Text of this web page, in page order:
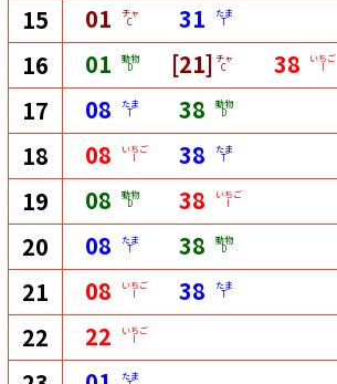
15 01 チャ
C 31 たま
T
16 01 動物
D [21] チャ
C 38 いちご
I
17 08 たま
T 38 動物
D
18 08 いちご
I 38 たま
T
19 08 動物
D 38 いちご
I
20 08 たま
T 38 動物
D
21 08 いちご
I 38 たま
T
22 22 いちご
I
たま